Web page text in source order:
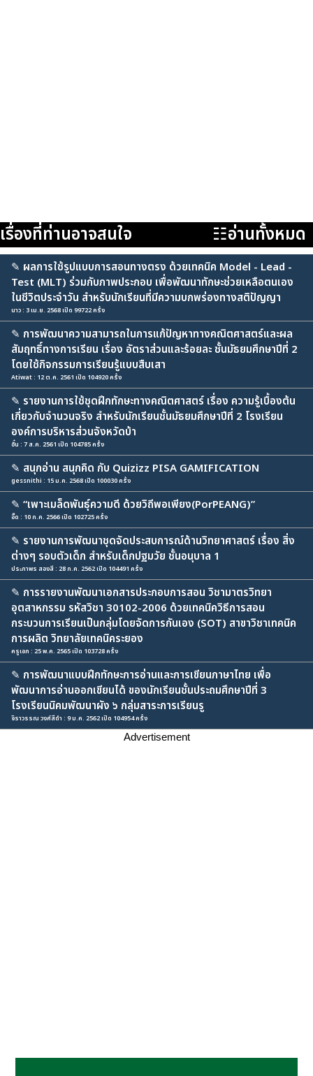
เรื่องที่ท่านอาจสนใจ ☷อ่านทั้งหมด
✎ ผลการใช้รูปแบบการสอนทางตรง ด้วยเทคนิค Model - Lead -
Test (MLT) ร่วมกับภาพประกอบ เพื่อพัฒนาทักษะช่วยเหลือตนเอง
ในชีวิตประจำวัน สำหรับนักเรียนที่มีความบกพร่องทางสติปัญญา
นาว : 3 เม.ย. 2568 เปิด 99722 ครั้ง
✎ การพัฒนาความสามารถในการแก้ปัญหาทางคณิตศาสตร์และผล
สัมฤทธิ์ทางการเรียน เรื่อง อัตราส่วนและร้อยละ ชั้นมัธยมศึกษาปีที่ 2
โดยใช้กิจกรรมการเรียนรู้แบบสืบเสา
Atiwat : 12 ต.ค. 2561 เปิด 104920 ครั้ง
✎ รายงานการใช้ชุดฝึกทักษะทางคณิตศาสตร์ เรื่อง ความรู้เบื้องต้น
เกี่ยวกับจำนวนจริง สำหรับนักเรียนชั้นมัธยมศึกษาปีที่ 2 โรงเรียน
องค์การบริหารส่วนจังหวัดบ้า
อั๋น : 7 ส.ค. 2561 เปิด 104785 ครั้ง
✎ สนุกอ่าน สนุกคิด กับ Quizizz PISA GAMIFICATION
gessnithi : 15 ม.ค. 2568 เปิด 100030 ครั้ง
✎ “เพาะเมล็ดพันธุ์ความดี ด้วยวิถีพอเพียง(PorPEANG)”
อี๊ด : 10 ก.ค. 2566 เปิด 102725 ครั้ง
✎ รายงานการพัฒนาชุดจัดประสบการณ์ด้านวิทยาศาสตร์ เรื่อง สิ่ง
ต่างๆ รอบตัวเด็ก สำหรับเด็กปฐมวัย ชั้นอนุบาล 1
ประภาพร สองสี : 28 ก.ค. 2562 เปิด 104491 ครั้ง
✎ การรายงานพัฒนาเอกสารประกอบการสอน วิชามาตรวิทยา
อุตสาหกรรม รหัสวิชา 30102-2006 ด้วยเทคนิควิธีการสอน
กระบวนการเรียนเป็นกลุ่มโดยจัดการกันเอง (SOT) สาขาวิชาเทคนิค
การผลิต วิทยาลัยเทคนิคระยอง
ครูเอก : 25 พ.ค. 2565 เปิด 103728 ครั้ง
✎ การพัฒนาแบบฝึกทักษะการอ่านและการเขียนภาษาไทย เพื่อ
พัฒนาการอ่านออกเขียนได้ ของนักเรียนชั้นประถมศึกษาปีที่ 3
โรงเรียนนิคมพัฒนาผัง ๖ กลุ่มสาระการเรียนรู
จิราวรรณ วงศ์สีดำ : 9 ม.ค. 2562 เปิด 104954 ครั้ง
Advertisement